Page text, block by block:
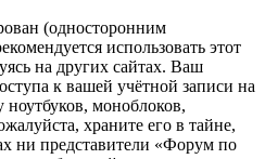
(односторонним
использовать этот
на других сайтах. Ваш
к вашей учётной записи на
моноблоков,
храните его в тайне,
ни представители «Форум по